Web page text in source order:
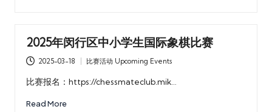
2025年闵行区中小学生国际象棋比赛
2025-03-18
Posted
in
比赛活动 Upcoming Events
比赛报名：https://chessmateclub.mik…
Read More